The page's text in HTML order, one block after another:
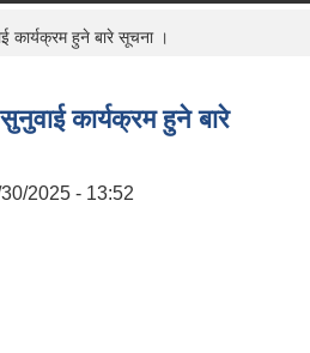
कार्यक्रम हुने बारे सूचना ।
कार्यक्रम हुने बारे
2025 - 13:52